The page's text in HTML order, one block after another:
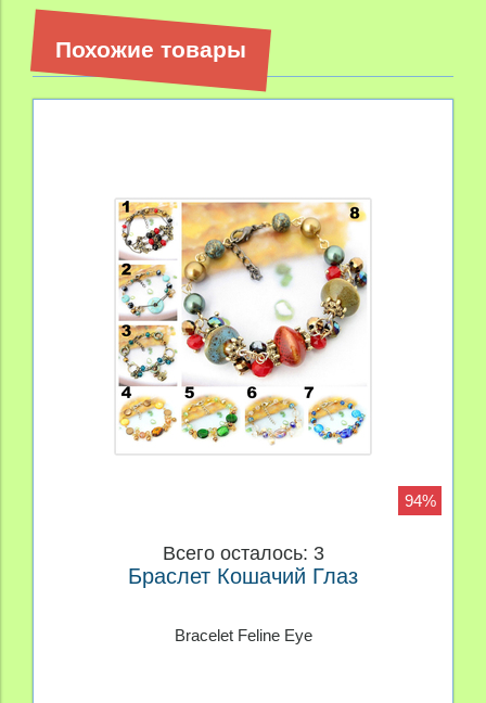
Похожие товары
94%
Всего осталось: 3
Браслет Кошачий Глаз
Bracelet Feline Eye